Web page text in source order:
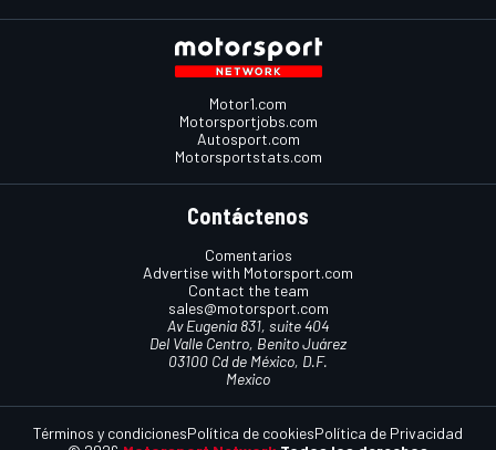
Motor1.com
Motorsportjobs.com
Autosport.com
Motorsportstats.com
Contáctenos
Comentarios
Advertise with Motorsport.com
Contact the team
sales@motorsport.com
Av Eugenia 831, suite 404
Del Valle Centro, Benito Juárez
03100 Cd de México, D.F.
Mexico
Términos y condicionesPolítica de cookiesPolítica de Privacidad